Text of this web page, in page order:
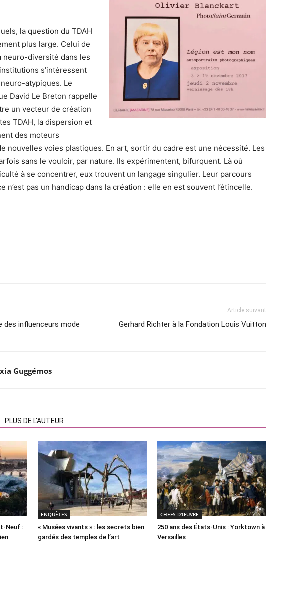
la question du TDAH
plus large. Celui de
neuro-diversité dans les
s’intéressent
atypiques. Le
David Le Breton rappelle
un vecteur de création
TDAH, la dispersion et
des moteurs
nouvelles voies plastiques. En art, sortir du cadre est une nécessité. Les
sans le vouloir, par nature. Ils expérimentent, bifurquent. Là où
à se concentrer, eux trouvent un langage singulier. Leur parcours
n’est pas un handicap dans la création : elle en est souvent l’étincelle.
des influenceurs mode
Article suivant
Gerhard Richter à la Fondation Louis Vuitton
Guggémos
PLUS DE L'AUTEUR
Neuf :
ENQUÊTES
« Musées vivants » : les secrets bien
gardés des temples de l’art
CHEFS-D'ŒUVRE
250 ans des États-Unis : Yorktown à
Versailles